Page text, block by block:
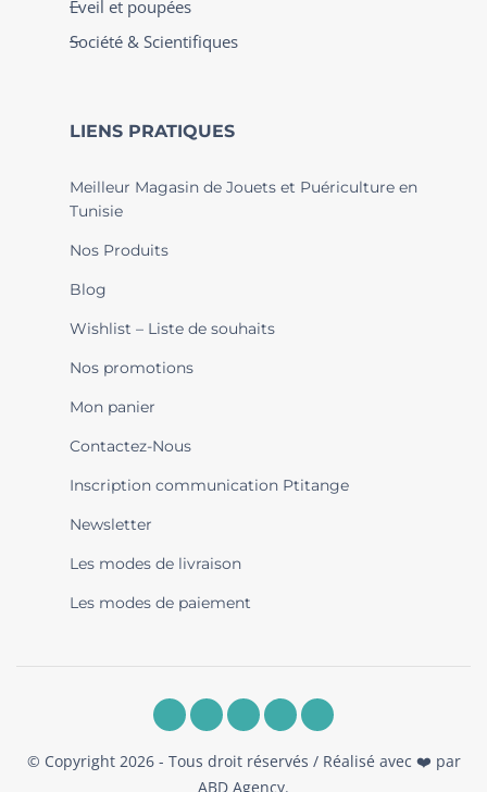
Éveil et poupées
Société & Scientifiques
LIENS PRATIQUES
Meilleur Magasin de Jouets et Puériculture en
Tunisie
Nos Produits
Blog
Wishlist – Liste de souhaits
Nos promotions
Mon panier
Contactez-Nous
Inscription communication Ptitange
Newsletter
Les modes de livraison
Les modes de paiement
© Copyright 2026 - Tous droit réservés / Réalisé avec ❤️ par
ABD Agency.